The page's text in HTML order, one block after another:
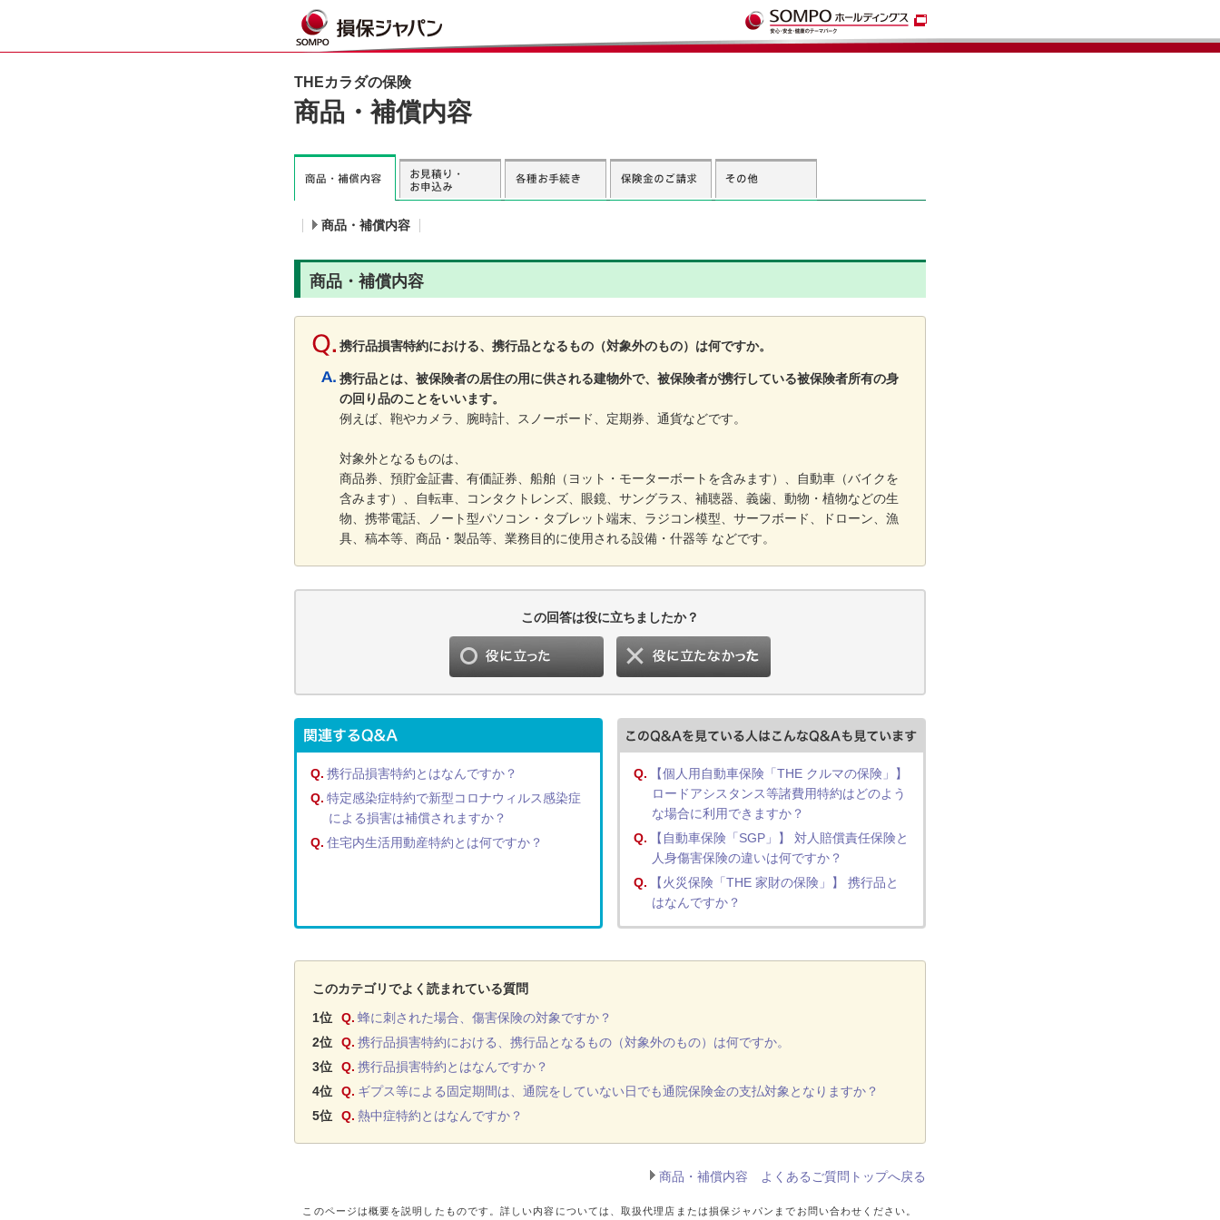
THEカラダの保険
商品・補償内容
商品・補償内容
商品・補償内容
携行品損害特約における、携行品となるもの（対象外のもの）は何ですか。
携行品とは、被保険者の居住の用に供される建物外で、被保険者が携行している被保険者所有の身
の回り品のことをいいます。
例えば、鞄やカメラ、腕時計、スノーボード、定期券、通貨などです。
対象外となるものは、
商品券、預貯金証書、有価証券、船舶（ヨット・モーターボートを含みます）、自動車（バイクを
含みます）、自転車、コンタクトレンズ、眼鏡、サングラス、補聴器、義歯、動物・植物などの生
物、携帯電話、ノート型パソコン・タブレット端末、ラジコン模型、サーフボード、ドローン、漁
具、稿本等、商品・製品等、業務目的に使用される設備・什器等 などです。
この回答は役に立ちましたか？
Q. 携行品損害特約とはなんですか？
Q. 特定感染症特約で新型コロナウィルス感染症
による損害は補償されますか？
Q. 住宅内生活用動産特約とは何ですか？
Q.
【個人用自動車保険「THE クルマの保険」】
ロードアシスタンス等諸費用特約はどのよう
な場合に利用できますか？
Q.
【自動車保険「SGP」】 対人賠償責任保険と
人身傷害保険の違いは何ですか？
Q.
【火災保険「THE 家財の保険」】 携行品と
はなんですか？
このカテゴリでよく読まれている質問
1位
Q. 蜂に刺された場合、傷害保険の対象ですか？
2位
Q. 携行品損害特約における、携行品となるもの（対象外のもの）は何ですか。
3位
Q. 携行品損害特約とはなんですか？
4位
Q. ギプス等による固定期間は、通院をしていない日でも通院保険金の支払対象となりますか？
5位
Q. 熱中症特約とはなんですか？
商品・補償内容 よくあるご質問トップへ戻る
このページは概要を説明したものです。詳しい内容については、取扱代理店または損保ジャパンまでお問い合わせください。